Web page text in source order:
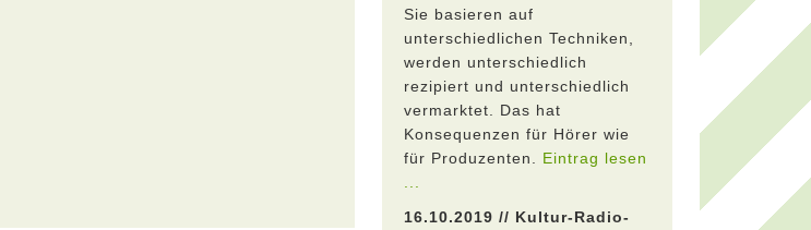
Sie basieren auf
unterschiedlichen Techniken,
werden unterschiedlich
rezipiert und unterschiedlich
vermarktet. Das hat
Konsequenzen für Hörer wie
für Produzenten. Eintrag lesen
16.10.2019 // Kultur-Radio-